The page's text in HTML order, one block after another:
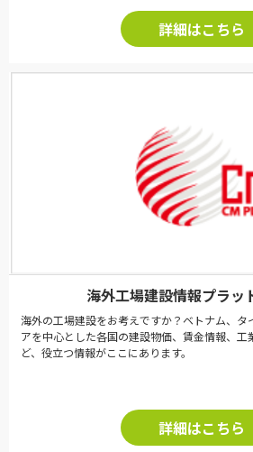
詳細はこちら
海外工場建設情報プラッ
海外の工場建設をお考えですか？ベトナム、タ
アを中心とした各国の建設物価、賃金情報、
ど、役立つ情報がここにあります。
詳細はこちら